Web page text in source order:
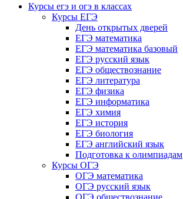
Курсы егэ и огэ в классах
Курсы ЕГЭ
День открытых дверей
ЕГЭ математика
ЕГЭ математика базовый
ЕГЭ русский язык
ЕГЭ обществознание
ЕГЭ литература
ЕГЭ физика
ЕГЭ информатика
ЕГЭ химия
ЕГЭ история
ЕГЭ биология
ЕГЭ английский язык
Подготовка к олимпиадам
Курсы ОГЭ
ОГЭ математика
ОГЭ русский язык
ОГЭ обществознание